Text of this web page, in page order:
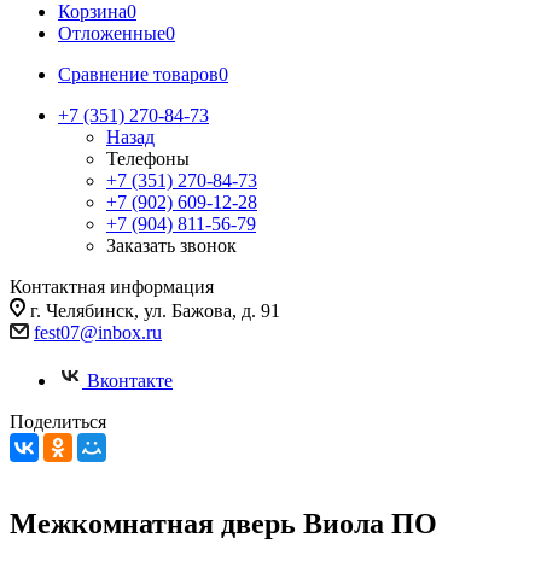
Корзина0
Отложенные0
Сравнение товаров0
+7 (351) 270-84-73
Назад
Телефоны
+7 (351) 270-84-73
+7 (902) 609-12-28
+7 (904) 811-56-79
Заказать звонок
Контактная информация
г. Челябинск, ул. Бажова, д. 91
fest07@inbox.ru
Вконтакте
Поделиться
Межкомнатная дверь Виола ПО